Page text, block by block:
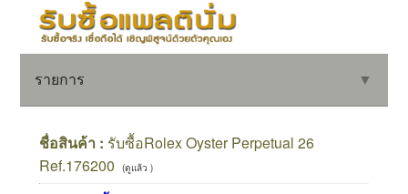
รายการ ▼
ชื่อสินค้า : รับซื้อRolex Oyster Perpetual 26
Ref.176200
(ดูแล้ว )